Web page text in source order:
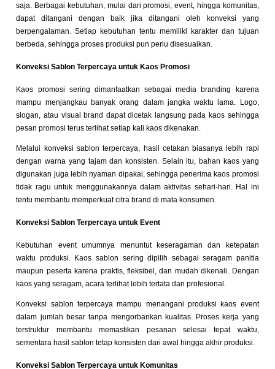
saja. Berbagai kebutuhan, mulai dari promosi, event, hingga komunitas,
dapat ditangani dengan baik jika ditangani oleh konveksi yang
berpengalaman. Setiap kebutuhan tentu memiliki karakter dan tujuan
berbeda, sehingga proses produksi pun perlu disesuaikan.
Konveksi Sablon Terpercaya untuk Kaos Promosi
Kaos promosi sering dimanfaatkan sebagai media branding karena
mampu menjangkau banyak orang dalam jangka waktu lama. Logo,
slogan, atau visual brand dapat dicetak langsung pada kaos sehingga
pesan promosi terus terlihat setiap kali kaos dikenakan.
Melalui konveksi sablon terpercaya, hasil cetakan biasanya lebih rapi
dengan warna yang tajam dan konsisten. Selain itu, bahan kaos yang
digunakan juga lebih nyaman dipakai, sehingga penerima kaos promosi
tidak ragu untuk menggunakannya dalam aktivitas sehari-hari. Hal ini
tentu membantu memperkuat citra brand di mata konsumen.
Konveksi Sablon Terpercaya untuk Event
Kebutuhan event umumnya menuntut keseragaman dan ketepatan
waktu produksi. Kaos sablon sering dipilih sebagai seragam panitia
maupun peserta karena praktis, fleksibel, dan mudah dikenali. Dengan
kaos yang seragam, acara terlihat lebih tertata dan profesional.
Konveksi sablon terpercaya mampu menangani produksi kaos event
dalam jumlah besar tanpa mengorbankan kualitas. Proses kerja yang
terstruktur membantu memastikan pesanan selesai tepat waktu,
sementara hasil sablon tetap konsisten dari awal hingga akhir produksi.
Konveksi Sablon Terpercaya untuk Komunitas